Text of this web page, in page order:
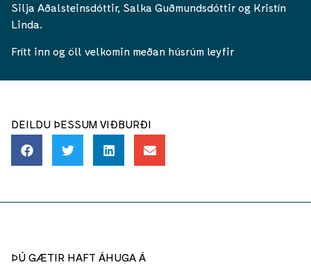
Silja Aðalsteinsdóttir, Salka Guðmundsdóttir og Kristín
Linda.
Frítt inn og öll velkomin meðan húsrúm leyfir
DEILDU ÞESSUM VIÐBURÐI
ÞÚ GÆTIR HAFT ÁHUGA Á